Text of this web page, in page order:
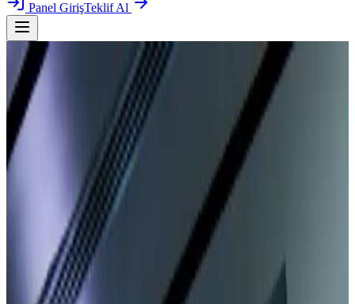
Panel GirişTeklif Al
Portfolyoya Dön
Kapsamlı Proje
VAKIF ANKARA KONGRE MERKEZİ
ÖZEL LANDING PAGE TASARIMI
Vakıf Ankara
2025
Kullanılan Programlar
Adobe Photoshop, Adobe Illustration